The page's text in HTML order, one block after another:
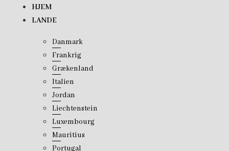
HJEM
LANDE
Danmark
Frankrig
Grækenland
Italien
Jordan
Liechtenstein
Luxembourg
Mauritius
Portugal